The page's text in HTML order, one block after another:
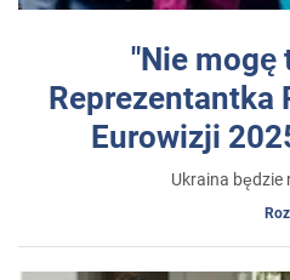
"Nie mogę
Reprezentantka
Eurowizji
Ukraina będzie